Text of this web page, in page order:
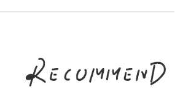
世界をめぐる冒